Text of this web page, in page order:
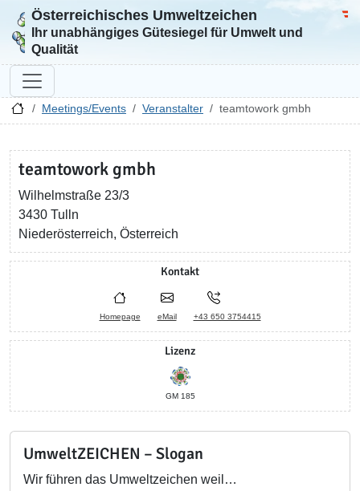
Zur Startseite
Österreichisches Umweltzeichen
Ihr unabhängiges Gütesiegel für Umwelt und
Qualität
Meetings/Events Veranstalter teamtowork gmbh
teamtowork gmbh
Wilhelmstraße 23/3
3430 Tulln
Niederösterreich, Österreich
Kontakt
Homepage eMail +43 650 3754415
Lizenz
GM 185
UmweltZEICHEN – Slogan
Wir führen das Umweltzeichen weil…